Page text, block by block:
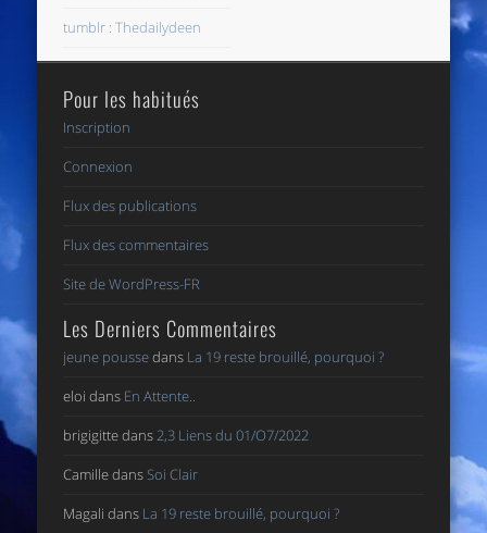
tumblr : Thedailydeen
Pour les habitués
Inscription
Connexion
Flux des publications
Flux des commentaires
Site de WordPress-FR
Les Derniers Commentaires
jeune poussedans La 19 reste brouillé, pourquoi ?
eloi dans En Attente..
brigigittedans 2,3 Liens du 01/O7/2022
Camilledans Soi Clair
Magali dans La 19 reste brouillé, pourquoi ?